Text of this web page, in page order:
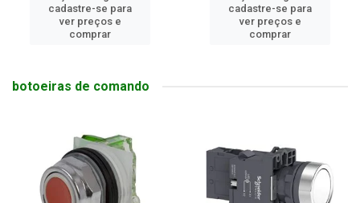
cadastre-se para
ver preços e
comprar
cadastre-se para
ver preços e
comprar
botoeiras de comando